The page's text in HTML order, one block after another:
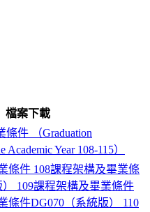
檔案下載
條件 （Graduation
Academic Year 108-115）
條件 108課程架構及畢業條
109課程架構及畢業條件
條件DG070（系統版）
110